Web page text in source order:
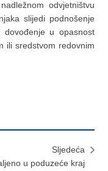
odvjetništvu
slijedi podnošenje
dovođenje u opasnost
ili sredstvom redovnim
Sljedeća
u poduzeće kraj